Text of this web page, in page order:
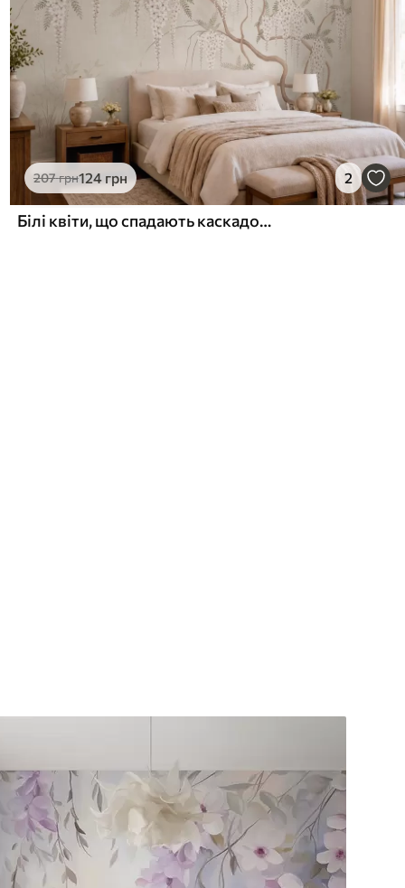
207грн124 грн 2
Білі квіти, що спадають каскадом над спокійною водою